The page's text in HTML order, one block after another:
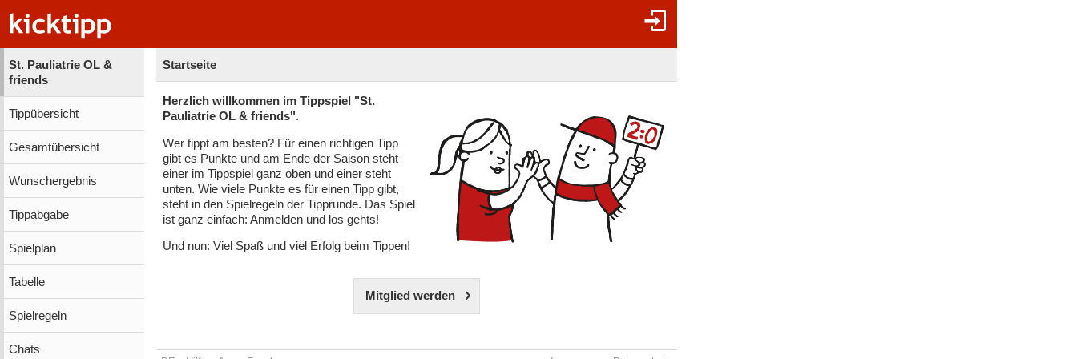
St. Pauliatrie OL &
friends
Tippübersicht
Gesamtübersicht
Wunschergebnis
Tippabgabe
Spielplan
Tabelle
Spielregeln
Chats
Startseite
Herzlich willkommen im Tippspiel "St.
Pauliatrie OL & friends".
Wer tippt am besten? Für einen richtigen Tipp
gibt es Punkte und am Ende der Saison steht
einer im Tippspiel ganz oben und einer steht
unten. Wie viele Punkte es für einen Tipp gibt,
steht in den Spielregeln der Tipprunde. Das Spiel
ist ganz einfach: Anmelden und los gehts!
Und nun: Viel Spaß und viel Erfolg beim Tippen!
Mitglied werden